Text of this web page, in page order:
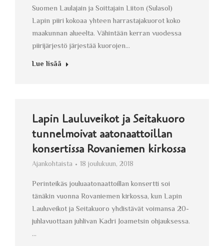
Suomen Laulajain ja Soittajain Liiton (Sulasol)
Lapin piiri kokoaa yhteen harrastajakuorot koko
maakunnan alueelta. Vähintään kerran vuodessa
piirijärjestö järjestää kuorojen…
Lue lisää
Lapin Lauluveikot ja Seitakuoro
tunnelmoivat aatonaattoillan
konsertissa Rovaniemen kirkossa
Ajankohtaista 18 joulukuun, 2018
Perinteikäs jouluaatonaattoillan konsertti soi
tänäkin vuonna Rovaniemen kirkossa, kun Lapin
Lauluveikot ja Seitakuoro yhdistävät voimansa 20-
juhlavuottaan juhlivan Kadri Joametsin ohjauksessa.
…